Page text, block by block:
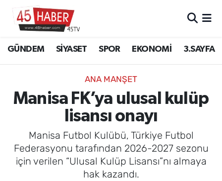
GÜNDEM SİYASET SPOR EKONOMİ 3.SAYFA
ANA MANŞET
Manisa FK’ya ulusal kulüp
lisansı onayı
Manisa Futbol Kulübü, Türkiye Futbol
Federasyonu tarafından 2026-2027 sezonu
için verilen “Ulusal Kulüp Lisansı”nı almaya
hak kazandı.
SİYASET
SPOR
3.SAYFA
EĞİTİM
Manisa Hava Durumu
Manisa Namaz Vakitleri
Manisa Trafik Yoğunluk Haritası
Süper Lig Puan Durumu ve Fikstür
Tüm Manşetler